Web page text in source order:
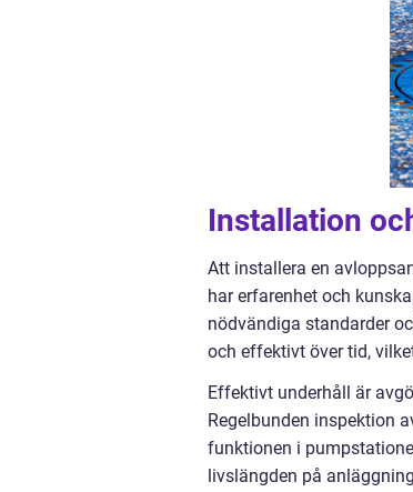
Installation
Att installera en
har erfarenhet och
nödvändiga standarder
och effektivt över tid,
Effektivt underhåll är
Regelbunden inspektion
funktionen i
livslängden på